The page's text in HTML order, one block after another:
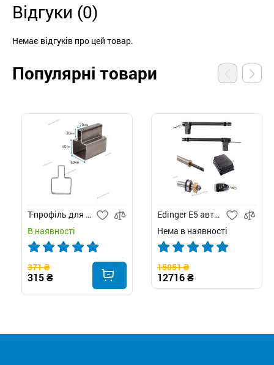
Відгуки (0)
Немає відгуків про цей товар.
Популярні товари
Т-профіль для воріт
В наявності
371 ₴
315 ₴
Edinger E5 автоматика для розпашних воріт
Нема в наявності
15051 ₴
12716 ₴